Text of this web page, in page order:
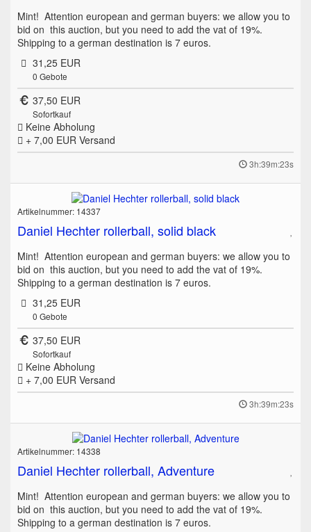
Mint! Attention european and german buyers: we allow you to
bid on this auction, but you need to add the vat of 19%.
Shipping to a german destination is 7 euros.
31,25 EUR
0 Gebote
37,50 EUR
Sofortkauf
Keine Abholung
+ 7,00 EUR Versand
3h:39m:23s
Artikelnummer: 14337
Daniel Hechter rollerball, solid black
Mint! Attention european and german buyers: we allow you to
bid on this auction, but you need to add the vat of 19%.
Shipping to a german destination is 7 euros.
31,25 EUR
0 Gebote
37,50 EUR
Sofortkauf
Keine Abholung
+ 7,00 EUR Versand
3h:39m:23s
Artikelnummer: 14338
Daniel Hechter rollerball, Adventure
Mint! Attention european and german buyers: we allow you to
bid on this auction, but you need to add the vat of 19%.
Shipping to a german destination is 7 euros.